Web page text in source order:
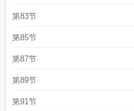
第83节
第85节
第87节
第89节
第91节